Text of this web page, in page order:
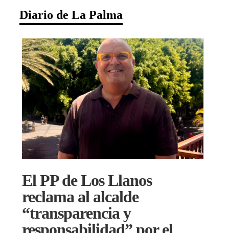
Diario de La Palma
El PP de Los Llanos
reclama al alcalde
“transparencia y
responsabilidad” por el